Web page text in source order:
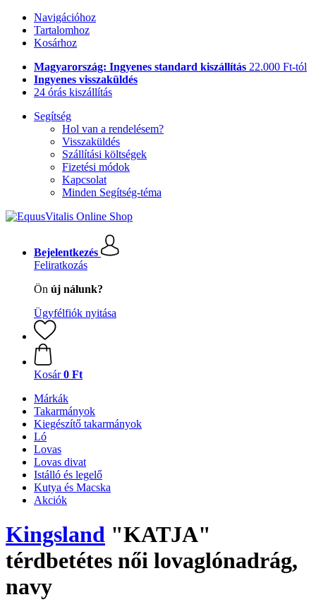
Navigációhoz
Tartalomhoz
Kosárhoz
Magyarország: Ingyenes standard kiszállítás 22.000 Ft-tól
Ingyenes visszaküldés
24 órás kiszállítás
Segítség
Hol van a rendelésem?
Visszaküldés
Szállítási költségek
Fizetési módok
Kapcsolat
Minden Segítség-téma
Bejelentkezés
Feliratkozás
Ön új nálunk?
Ügyfélfiók nyitása
Kosár 0 Ft
Márkák
Takarmányok
Kiegészítő takarmányok
Ló
Lovas
Lovas divat
Istálló és legelő
Kutya és Macska
Akciók
Kingsland "KATJA"
térdbetétes női lovaglónadrág,
navy